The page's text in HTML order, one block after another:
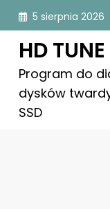
Skip
content
5 sierpnia 2026
HD TUNE
Program do
dysków
SSD